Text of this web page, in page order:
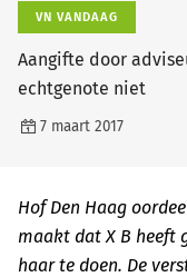
VN VANDAAG
Aangifte door
echtgenote niet
7 maart 2017
Hof Den Haag
maakt dat X B heeft
haar te doen. De